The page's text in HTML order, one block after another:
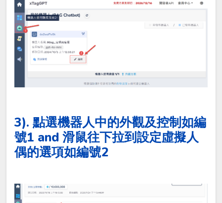
3). 點選機器人中的外觀及控制如編
號1 and 滑鼠往下拉到設定虛擬人
偶的選項如編號2